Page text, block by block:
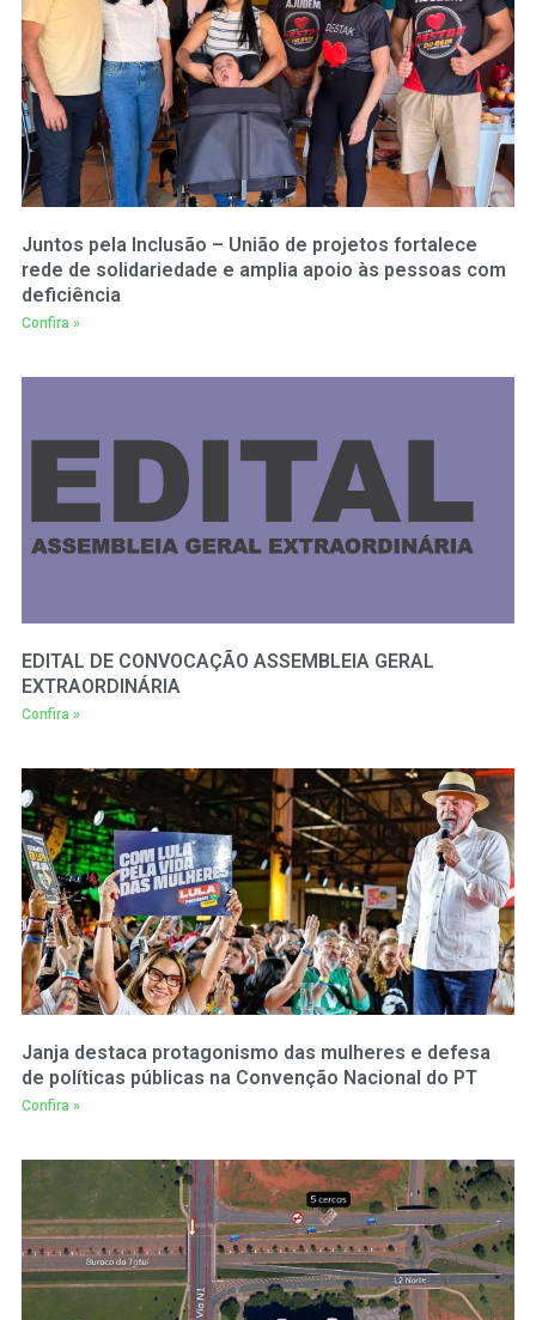
Juntos pela Inclusão – União de projetos fortalece
rede de solidariedade e amplia apoio às pessoas com
deficiência
Confira »
EDITAL DE CONVOCAÇÃO ASSEMBLEIA GERAL
EXTRAORDINÁRIA
Confira »
Janja destaca protagonismo das mulheres e defesa
de políticas públicas na Convenção Nacional do PT
Confira »